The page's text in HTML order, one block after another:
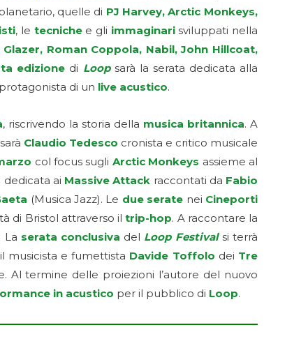
quelle di PJ Harvey, Arctic Monkeys,
, le tecnichee gli immaginarisviluppati nella
Roman Coppola, Nabil, John Hillcoat,
edizione di Loopsarà la serata dedicata alla
di un live acustico.
, riscrivendo la storia della musica britannica. A
Claudio Tedesco cronista e critico musicale
col focus sugli Arctic Monkeys assieme al
dedicata ai Massive Attack raccontati da Fabio
(Musica Jazz). Le due serate nei Cineporti
di Bristol attraverso iltrip-hop. A raccontare la
La serata conclusiva del Loop Festivalsi terrà
musicista e fumettista Davide Toffolo dei Tre
Al termine delle proiezioni l’autore del nuovo
in acustico per il pubblico di Loop.